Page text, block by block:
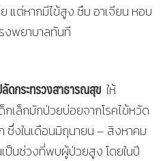
แต่หากมีไข้สูง ซึม อาเจียน หอบ
งพยาบาลทันที
กระทรวงสาธารณสุข ให้
เล็กมักป่วยบ่อยจากโรคไข้หวัด
ซึ่งในเดือนมิถุนายน – สิงหาคม
ป็นช่วงที่พบผู้ป่วยสูง โดยในปี